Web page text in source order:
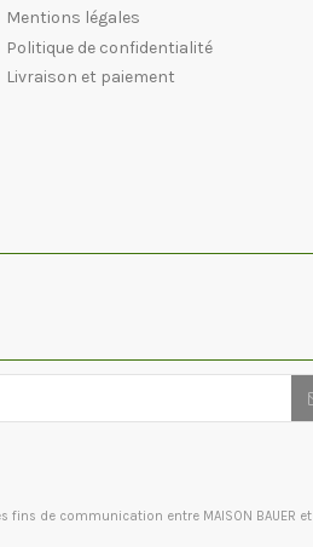
Mentions légales
Politique de confidentialité
Livraison et paiement
de communication entre MAISON BAUER